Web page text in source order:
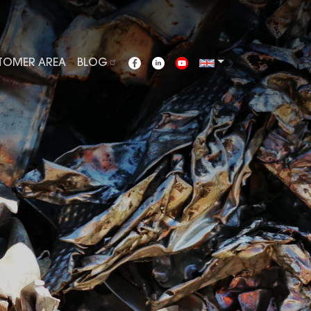
AREA BLOG